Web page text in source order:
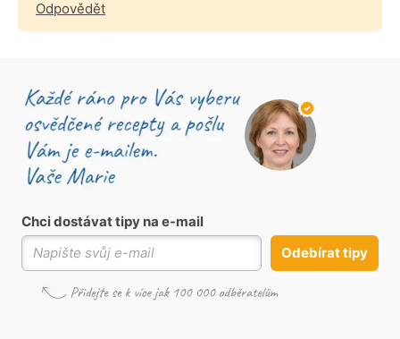
Odpovědět
Chci dostávat tipy na e-mail
Odebírat tipy